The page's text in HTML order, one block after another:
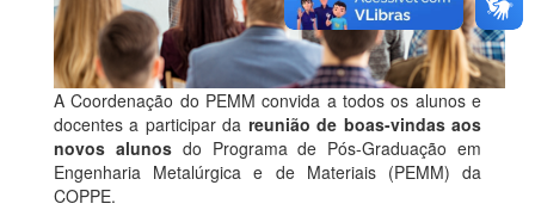
A Coordenação do PEMM convida a todos os alunos e
docentes a participar da reunião de boas-vindas aos
novos alunosdo Programa de Pós-Graduação em
Engenharia Metalúrgica e de Materiais (PEMM) da
COPPE.